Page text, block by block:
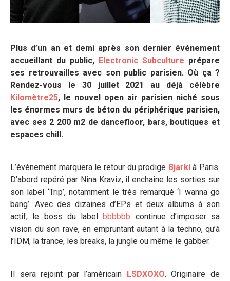
Plus d’un an et demi après son dernier événement
accueillant du public, Electronic Subculture prépare
ses retrouvailles avec son public parisien. Où ça ?
Rendez-vous le 30 juillet 2021 au déjà célèbre
Kilomètre25, le nouvel open air parisien niché sous
les énormes murs de béton du périphérique parisien,
avec ses 2 200 m2 de dancefloor, bars, boutiques et
espaces chill.
L’événement marquera le retour du prodige Bjarki à Paris.
D’abord repéré par Nina Kraviz, il enchaîne les sorties sur
son label ‘Trip’, notamment le très remarqué ‘I wanna go
bang’. Avec des dizaines d’EPs et deux albums à son
actif, le boss du labelbbbbbb continue d’imposer sa
vision du son rave, en empruntant autant à la techno, qu’à
l’IDM, la trance, les breaks, la jungle ou même le gabber.
Il sera rejoint par l’américain LSDXOXO. Originaire de